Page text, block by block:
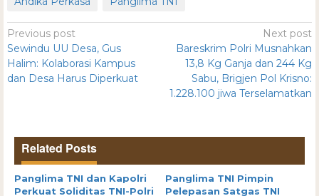
Previous post
Sewindu UU Desa, Gus
Halim: Kolaborasi Kampus
dan Desa Harus Diperkuat
Next post
Bareskrim Polri Musnahkan
13,8 Kg Ganja dan 244 Kg
Sabu, Brigjen Pol Krisno:
1.228.100 jiwa Terselamatkan
Related Posts
Panglima TNI dan Kapolri
Perkuat Soliditas TNI-Polri
Panglima TNI Pimpin
Pelepasan Satgas TNI